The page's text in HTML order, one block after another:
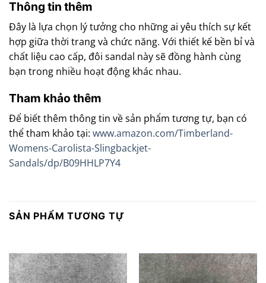
Thông tin thêm
Đây là lựa chọn lý tưởng cho những ai yêu thích sự kết
hợp giữa thời trang và chức năng. Với thiết kế bền bỉ và
chất liệu cao cấp, đôi sandal này sẽ đồng hành cùng
bạn trong nhiều hoạt động khác nhau.
Tham khảo thêm
Để biết thêm thông tin về sản phẩm tương tự, bạn có
thể tham khảo tại: www.amazon.com/Timberland-
Womens-Carolista-Slingbackjet-
Sandals/dp/B09HHLP7Y4
SẢN PHẨM TƯƠNG TỰ